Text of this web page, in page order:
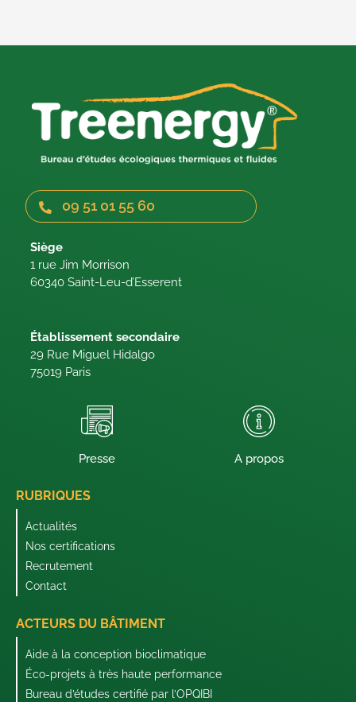
09 51 01 55 60
Siège
1 rue Jim Morrison
60340 Saint-Leu-d’Esserent
Établissement secondaire
29 Rue Miguel Hidalgo
75019 Paris
Presse A propos
RUBRIQUES
Actualités
Nos certifications
Recrutement
Contact
ACTEURS DU BÂTIMENT
Aide à la conception bioclimatique
Éco-projets à très haute performance
Bureau d’études certifié par l’OPQIBI